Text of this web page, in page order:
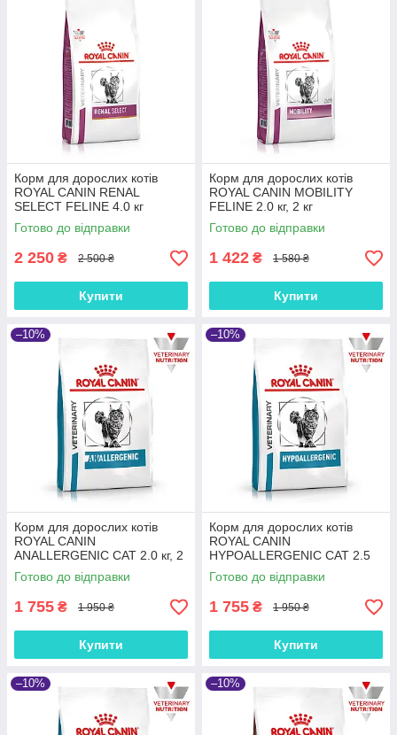
Корм для дорослих котів
ROYAL CANIN RENAL
SELECT FELINE 4.0 кг
Готово до відправки
2 250 ₴ 2 500 ₴
Купити
Корм для дорослих котів
ROYAL CANIN MOBILITY
FELINE 2.0 кг, 2 кг
Готово до відправки
1 422 ₴ 1 580 ₴
Купити
–10%
Корм для дорослих котів
ROYAL CANIN
ANALLERGENIC CAT 2.0 кг, 2
кг
Готово до відправки
1 755 ₴ 1 950 ₴
Купити
–10%
Корм для дорослих котів
ROYAL CANIN
HYPOALLERGENIC CAT 2.5
кг
Готово до відправки
1 755 ₴ 1 950 ₴
Купити
–10% –10%